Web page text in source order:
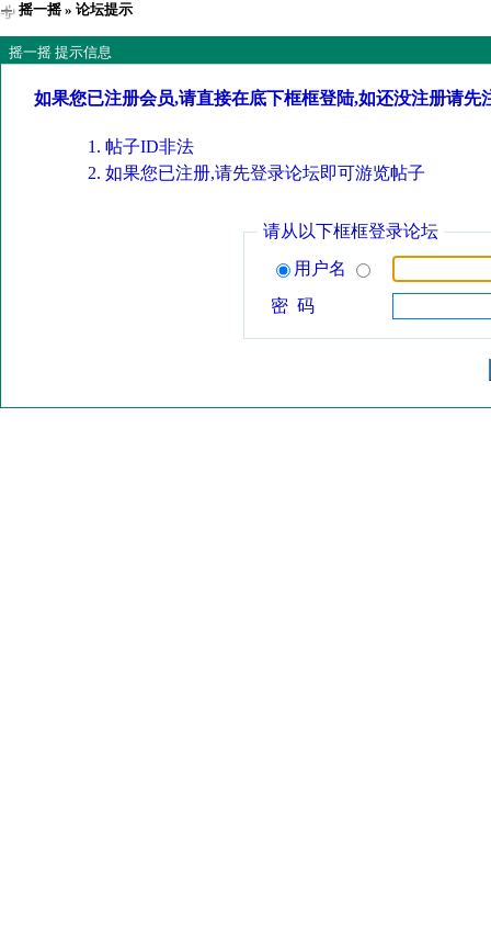
摇一摇» 论坛提示
摇一摇 提示信息
如果您已注册会员,请直接在底下框框登陆,如还没注册请先
帖子ID非法
如果您已注册,请先登录论坛即可游览帖子
请从以下框框登录论坛
用户名
密 码